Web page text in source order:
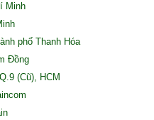
Minh
phố Thanh Hóa
Đồng
(Cũ), HCM